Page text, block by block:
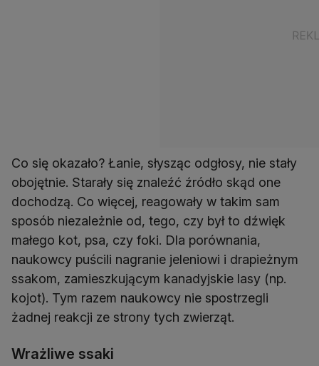
Co się okazało? Łanie, słysząc odgłosy, nie stały
obojętnie. Starały się znaleźć źródło skąd one
dochodzą. Co więcej, reagowały w takim sam
sposób niezależnie od, tego, czy był to dźwięk
małego kot, psa, czy foki. Dla porównania,
naukowcy puścili nagranie jeleniowi i drapieżnym
ssakom, zamieszkującym kanadyjskie lasy (np.
kojot). Tym razem naukowcy nie spostrzegli
żadnej reakcji ze strony tych zwierząt.
Wrażliwe ssaki